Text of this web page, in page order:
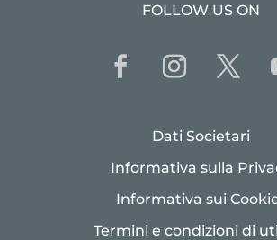
FOLLOW US ON
Dati Societari
Informativa sulla
Informativa sui
Termini e condizioni di